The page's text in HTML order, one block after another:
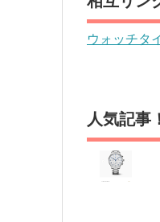
ウォッチタ
人気記事！